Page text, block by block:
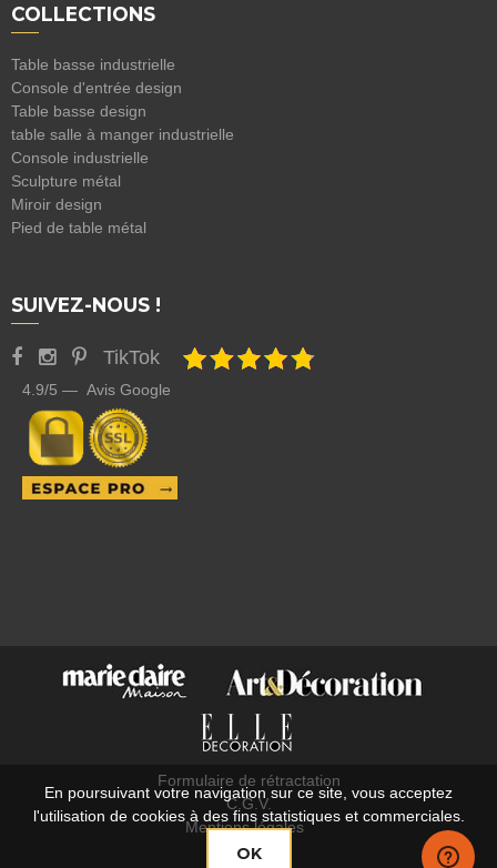
COLLECTIONS
Table basse industrielle
Console d'entrée design
Table basse design
table salle à manger industrielle
Console industrielle
Sculpture métal
Miroir design
Pied de table métal
SUIVEZ-NOUS !
TikTok
4.9/5 — Avis Google
Formulaire de rétractation
C.G.V.
Mentions légales
En poursuivant votre navigation sur ce site, vous acceptez
l'utilisation de cookies à des fins statistiques et commerciales.
OK